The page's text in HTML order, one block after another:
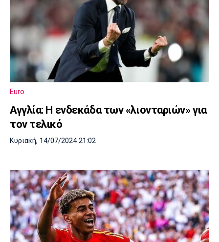
Euro
Αγγλία: Η ενδεκάδα των «λιονταριών» για
τον τελικό
Κυριακή, 14/07/2024 21:02